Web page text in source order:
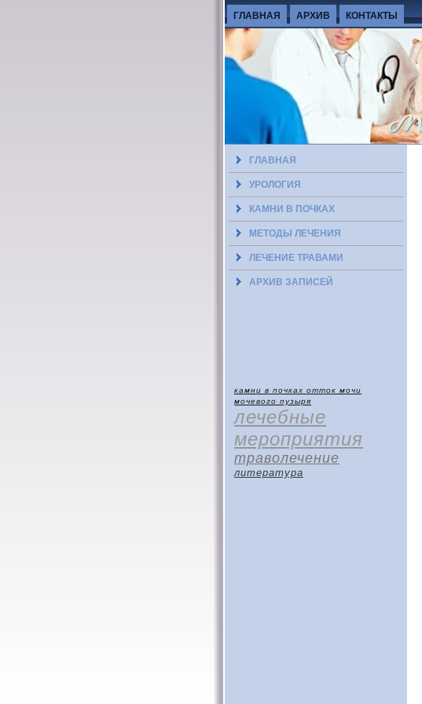
ГЛАВНАЯ АРХИВ КОНТАКТЫ
ГЛАВНАЯ
УРОЛОГИЯ
КАМНИ В ПОЧКАХ
МЕТОДЫ ЛЕЧЕНИЯ
ЛЕЧЕНИЕ ТРАВАМИ
АРХИВ ЗАПИСЕЙ
камни в почках отток мочи
мочевого пузыря
лечебные
мероприятия
траволечение
литература